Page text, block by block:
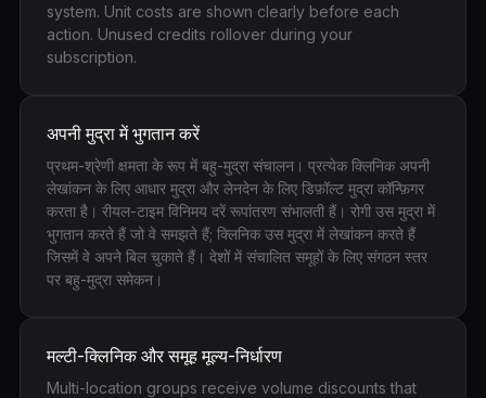
system. Unit costs are shown clearly before each
action. Unused credits rollover during your
subscription.
अपनी मुद्रा में भुगतान करें
प्रथम-श्रेणी क्षमता के रूप में बहु-मुद्रा संचालन। प्रत्येक क्लिनिक अपनी
लेखांकन के लिए आधार मुद्रा और लेनदेन के लिए डिफ़ॉल्ट मुद्रा कॉन्फ़िगर
करता है। रीयल-टाइम विनिमय दरें रूपांतरण संभालती हैं। रोगी उस मुद्रा में
भुगतान करते हैं जो वे समझते हैं; क्लिनिक उस मुद्रा में लेखांकन करते हैं
जिसमें वे अपने बिल चुकाते हैं। देशों में संचालित समूहों के लिए संगठन स्तर
पर बहु-मुद्रा समेकन।
मल्टी-क्लिनिक और समूह मूल्य-निर्धारण
Multi-location groups receive volume discounts that